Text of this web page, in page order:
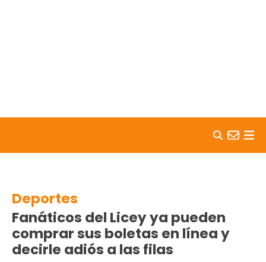
Deportes
Fanáticos del Licey ya pueden
comprar sus boletas en línea y
decirle adiós a las filas